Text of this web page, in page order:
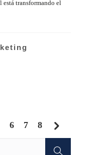
transformando el
6 7 8